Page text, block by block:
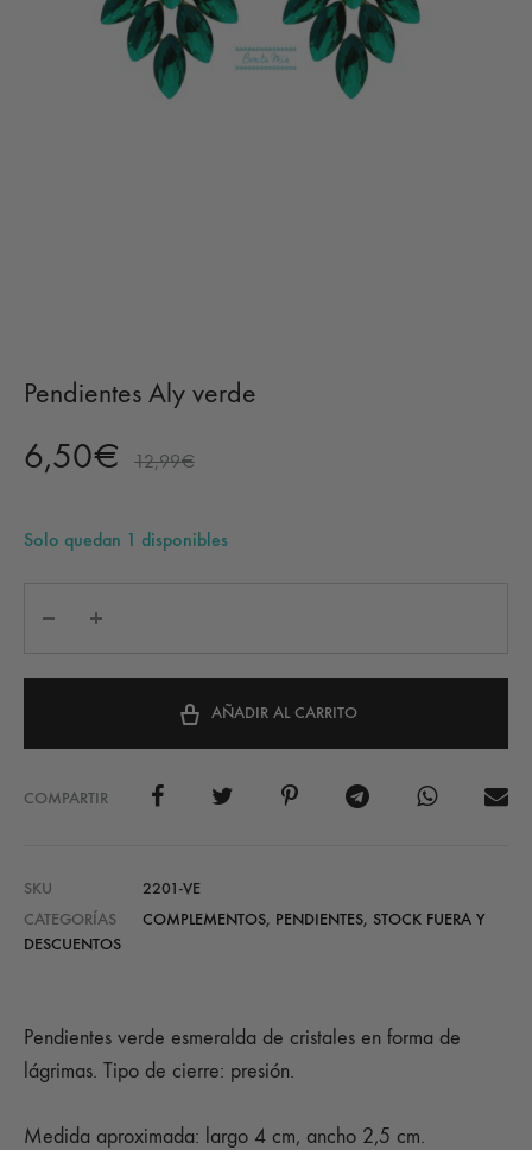
Pendientes Aly verde
6,50€ 12,99€
Solo quedan 1 disponibles
AÑADIR AL CARRITO
COMPARTIR
SKU
2201-VE
CATEGORÍAS
COMPLEMENTOS, PENDIENTES, STOCK FUERA Y
DESCUENTOS
Pendientes verde esmeralda de cristales en forma de
lágrimas. Tipo de cierre: presión.
Medida aproximada: largo 4 cm, ancho 2,5 cm.